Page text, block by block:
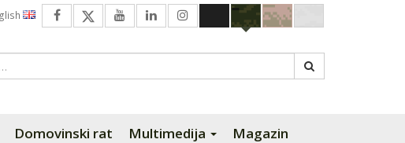
Domovinski rat Multimedija Magazin